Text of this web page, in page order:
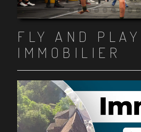
Item 1
Item 2
Item 3
Item 4
Item 5
Item
FLY AND PLAY
IMMOBILIER